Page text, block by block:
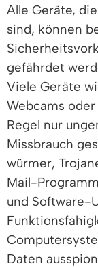
Alle Geräte,
sind, können
gefährdet
Viele Geräte
Webcams
Regel nur
Missbrauch
würmer,
Mail-
und Software-
Daten